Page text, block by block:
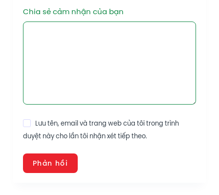
Chia sẻ cảm nhận của bạn
Lưu tên, email và trang web của tôi trong trình
duyệt này cho lần tôi nhận xét tiếp theo.
Phản hồi